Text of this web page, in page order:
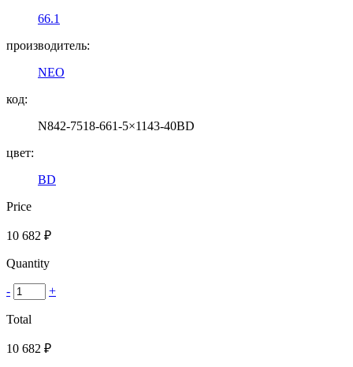
66.1
производитель:
NEO
код:
N842-7518-661-5×1143-40BD
цвет:
BD
Price
10 682 ₽
Quantity
- +
Total
10 682 ₽